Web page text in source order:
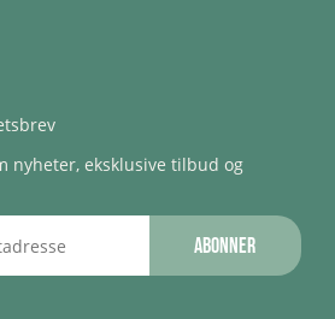
nyheter, eksklusive tilbud og
Abonner